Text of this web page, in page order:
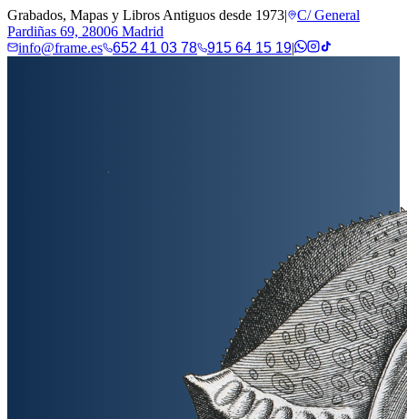
Grabados, Mapas y Libros Antiguos desde 1973|
C/ General
Pardiñas 69, 28006 Madrid
info@frame.es
652 41 03 78 915 64 15 19|